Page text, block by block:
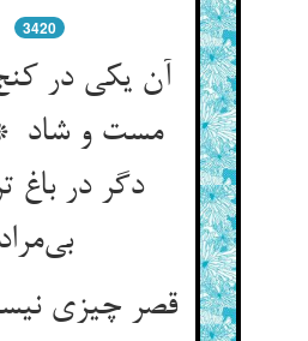
3420
آن یکی در
مست و شاد
دگر در باغ
بی‌مراد
قصر چیزی